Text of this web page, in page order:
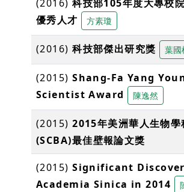
(2016)科技部105年度大專校
優秀人才
方素瓊
(2016)科技部傑出研究獎 葉國
(2015)Shang-Fa Yang
Scientist Award
陳逸然
(2015)2015年美洲華人生物學
(SCBA)最佳壁報論文獎
(2015)Significant
Academia Sinica in 2014